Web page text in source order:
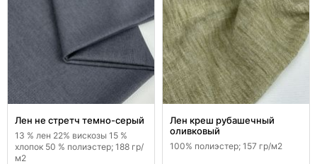
Лен не стретч темно-серый
13 % лен 22% вискозы 15 %
хлопок 50 % полиэстер; 188 гр/
м2
Лен креш рубашечный
оливковый
100% полиэстер; 157 гр/м2